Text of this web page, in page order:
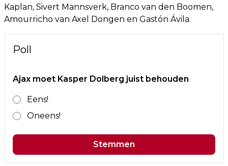
Kaplan, Sivert Mannsverk, Branco van den Boomen,
Amourricho van Axel Dongen en Gastón Ávila.
Poll
Ajax moet Kasper Dolberg juist behouden
Eens!
Oneens!
Stemmen